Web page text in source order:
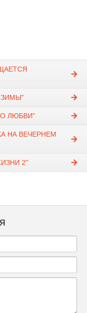
ЗИМЫ"
О ЛЮБВИ"
НА ВЕЧЕРНЕМ
2"